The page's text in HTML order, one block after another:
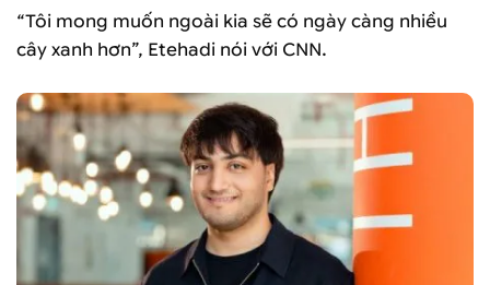
“Tôi mong muốn ngoài kia sẽ có ngày càng nhiều
cây xanh hơn”, Etehadi nói với CNN.